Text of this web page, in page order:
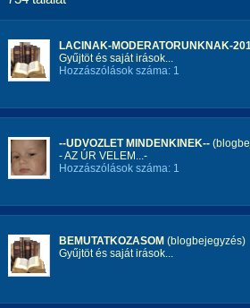
LACINAK-MODERATORUNKNAK-
Gyűjtöt és saját irások...
Hozzászólások száma: 1
--UDVOZLET MINDENKINEK--
- AZ ÚR VELEM...-
Hozzászólások száma: 1
BEMUTATKOZASOM (blogbejegyzés)
Gyűjtöt és saját irások...